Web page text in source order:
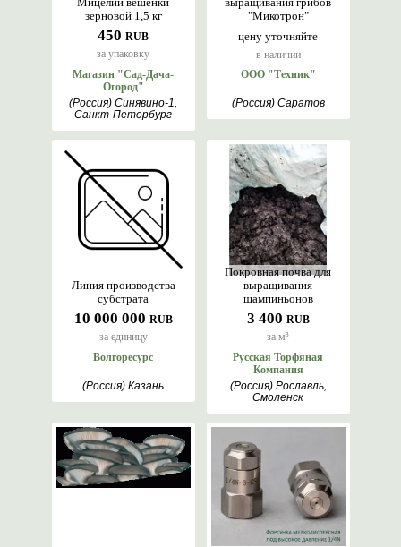
450 RUB
за упаковку
зерновой 1,5 кг
Магазин "Сад-Дача-
Огород"
(Россия) Синявино-1,
Санкт-Петербург
цену уточняйте
в наличии
"Микотрон"
ООО "Техник"
(Россия) Саратов
10 000 000 RUB
за единицу
Линия производства
субстрата
Волгоресурс
(Россия) Казань
3 400 RUB
за м³
Покровная почва для
выращивания
шампиньонов
Русская Торфяная
Компания
(Россия) Рославль,
Смоленск